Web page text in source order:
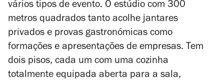
vários tipos de evento. O estúdio com 300
metros quadrados tanto acolhe jantares
privados e provas gastronómicas como
formações e apresentações de empresas. Tem
dois pisos, cada um com uma cozinha
totalmente equipada aberta para a sala,